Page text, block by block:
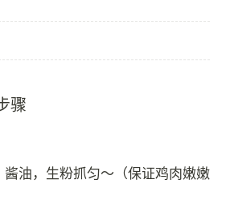
骤
油，生粉抓匀～（保证鸡肉嫩嫩